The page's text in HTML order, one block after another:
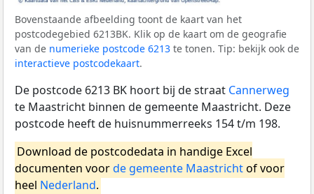
Bovenstaande afbeelding toont de kaart van het
postcodegebied 6213BK. Klik op de kaart om de geografie
van de numerieke postcode 6213 te tonen. Tip: bekijk ook de
interactieve postcodekaart.
De postcode 6213 BK hoort bij de straat Cannerweg
te Maastricht binnen de gemeente Maastricht. Deze
postcode heeft de huisnummerreeks 154 t/m 198.
Download de postcodedata in handige Excel
documenten voorde gemeente Maastrichtof voor
heel Nederland.